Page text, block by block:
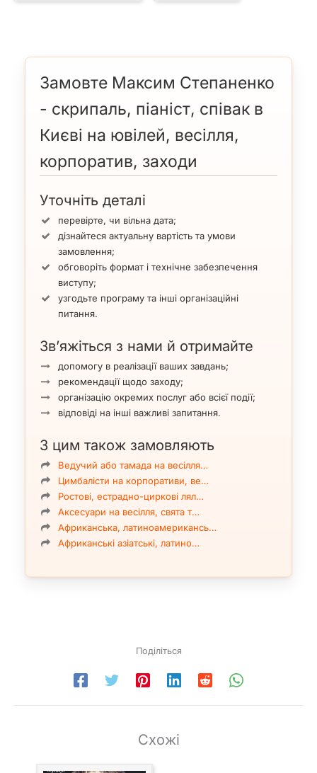
F Chopin, MAX Violin Show
Ноктюрн-Ф. Шопен
Замовте Максим Степаненко
- скрипаль, піаніст, співак в
Києві на ювілей, весілля,
корпоратив, заходи
Уточніть деталі
перевірте, чи вільна дата;
дізнайтеся актуальну вартість та умови
замовлення;
обговоріть формат і технічне забезпечення
виступу;
узгодьте програму та інші організаційні
питання.
Зв’яжіться з нами й отримайте
допомогу в реалізації ваших завдань;
рекомендації щодо заходу;
організацію окремих послуг або всієї події;
відповіді на інші важливі запитання.
З цим також замовляють
Ведучий або тамада на весілля…
Цимбалісти на корпоративи, ве…
Ростові, естрадно-циркові лял…
Аксесуари на весілля, свята т…
Африканська, латиноамерикансь…
Африканські азіатські, латино…
Поділіться
Схожі